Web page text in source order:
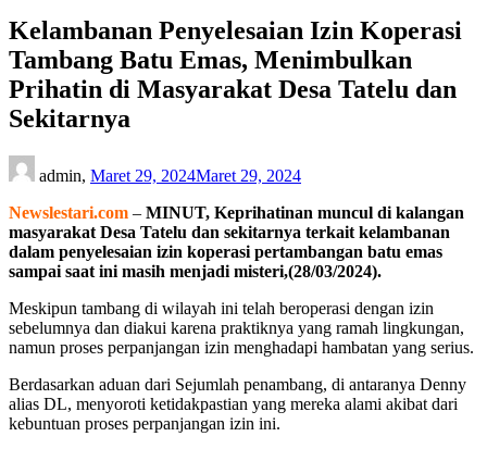
Kelambanan Penyelesaian Izin Koperasi
Tambang Batu Emas, Menimbulkan
Prihatin di Masyarakat Desa Tatelu dan
Sekitarnya
admin, Maret 29, 2024Maret 29, 2024
Newslestari.com – MINUT, Keprihatinan muncul di kalangan
masyarakat Desa Tatelu dan sekitarnya terkait kelambanan
dalam penyelesaian izin koperasi pertambangan batu emas
sampai saat ini masih menjadi misteri,(28/03/2024).
Meskipun tambang di wilayah ini telah beroperasi dengan izin
sebelumnya dan diakui karena praktiknya yang ramah lingkungan,
namun proses perpanjangan izin menghadapi hambatan yang serius.
Berdasarkan aduan dari Sejumlah penambang, di antaranya Denny
alias DL, menyoroti ketidakpastian yang mereka alami akibat dari
kebuntuan proses perpanjangan izin ini.